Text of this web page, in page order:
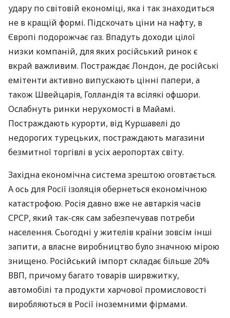
удару по світовій економіці, яка і так знаходиться
не в кращій формі. Підскочать ціни на нафту, в
Європі подорожчає газ. Впадуть доходи цілої
низки компаній, для яких російський ринок є
вкрай важливим. Постраждає Лондон, де російські
емітенти активно випускають цінні папери, а
також Швейцарія, Голландія та всілякі офшори.
Ослабнуть ринки нерухомості в Майамі.
Постраждають курорти, від Куршавелі до
недорогих турецьких, постраждають магазини
безмитної торгівлі в усіх аеропортах світу.
Західна економічна система зрештою оговтається.
А ось для Росії ізоляція обернеться економічною
катастрофою. Росія давно вже не автаркія часів
СРСР, який так-сяк сам забезпечував потреби
населення. Сьогодні у жителів країни зовсім інші
запити, а власне виробництво було значною мірою
знищено. Російський імпорт складає більше 20%
ВВП, причому багато товарів ширвжитку,
автомобілі та продукти харчової промисловості
виробляються в Росії іноземними фірмами.